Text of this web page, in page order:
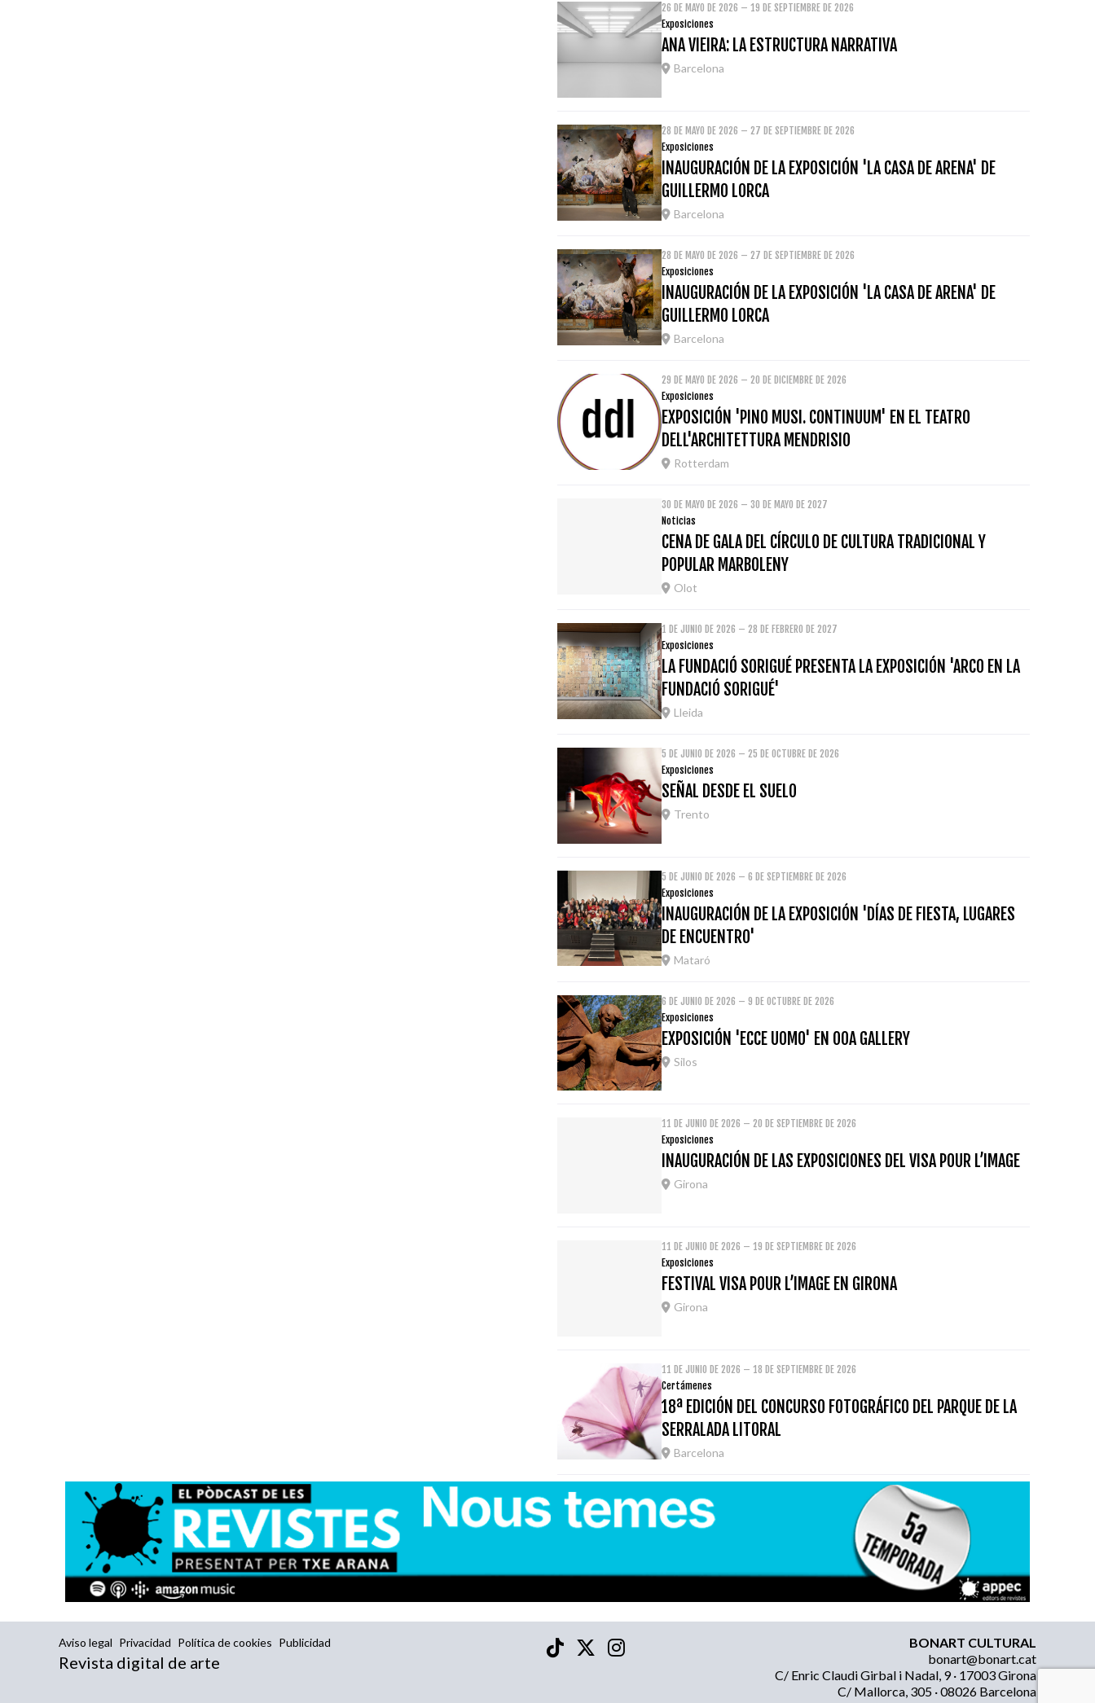
26 DE MAYO DE 2026 – 19 DE SEPTIEMBRE DE 2026
Exposiciones
ANA VIEIRA: LA ESTRUCTURA NARRATIVA
Barcelona
28 DE MAYO DE 2026 – 27 DE SEPTIEMBRE DE 2026
Exposiciones
INAUGURACIÓN DE LA EXPOSICIÓN 'LA CASA DE ARENA' DE
GUILLERMO LORCA
Barcelona
28 DE MAYO DE 2026 – 27 DE SEPTIEMBRE DE 2026
Exposiciones
INAUGURACIÓN DE LA EXPOSICIÓN 'LA CASA DE ARENA' DE
GUILLERMO LORCA
Barcelona
29 DE MAYO DE 2026 – 20 DE DICIEMBRE DE 2026
Exposiciones
EXPOSICIÓN 'PINO MUSI. CONTINUUM' EN EL TEATRO
DELL'ARCHITETTURA MENDRISIO
Rotterdam
30 DE MAYO DE 2026 – 30 DE MAYO DE 2027
Noticias
CENA DE GALA DEL CÍRCULO DE CULTURA TRADICIONAL Y
POPULAR MARBOLENY
Olot
1 DE JUNIO DE 2026 – 28 DE FEBRERO DE 2027
Exposiciones
LA FUNDACIÓ SORIGUÉ PRESENTA LA EXPOSICIÓN 'ARCO EN LA
FUNDACIÓ SORIGUÉ'
Lleida
5 DE JUNIO DE 2026 – 25 DE OCTUBRE DE 2026
Exposiciones
SEÑAL DESDE EL SUELO
Trento
5 DE JUNIO DE 2026 – 6 DE SEPTIEMBRE DE 2026
Exposiciones
INAUGURACIÓN DE LA EXPOSICIÓN 'DÍAS DE FIESTA, LUGARES
DE ENCUENTRO'
Mataró
6 DE JUNIO DE 2026 – 9 DE OCTUBRE DE 2026
Exposiciones
EXPOSICIÓN 'ECCE UOMO' EN OOA GALLERY
Silos
11 DE JUNIO DE 2026 – 20 DE SEPTIEMBRE DE 2026
Exposiciones
INAUGURACIÓN DE LAS EXPOSICIONES DEL VISA POUR L’IMAGE
Girona
11 DE JUNIO DE 2026 – 19 DE SEPTIEMBRE DE 2026
Exposiciones
FESTIVAL VISA POUR L’IMAGE EN GIRONA
Girona
11 DE JUNIO DE 2026 – 18 DE SEPTIEMBRE DE 2026
Certámenes
18ª EDICIÓN DEL CONCURSO FOTOGRÁFICO DEL PARQUE DE LA
SERRALADA LITORAL
Barcelona
Aviso legal Privacidad Política de cookies Publicidad
Revista digital de arte
BONART CULTURAL
bonart@bonart.cat
C/ Enric Claudi Girbal i Nadal, 9 · 17003 Girona
C/ Mallorca, 305 · 08026 Barcelona